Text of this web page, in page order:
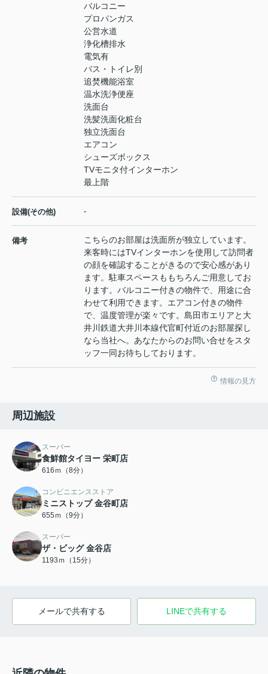
バルコニー
プロパンガス
公営水道
浄化槽排水
電気有
バス・トイレ別
追焚機能浴室
温水洗浄便座
洗面台
洗髪洗面化粧台
独立洗面台
エアコン
シューズボックス
TVモニタ付インターホン
最上階
設備(その他) -
備考
こちらのお部屋は洗面所が独立しています。
来客時にはTVインターホンを使用して訪問者
の顔を確認することがきるので安心感があり
ます。駐車スペースももちろんご用意してお
ります。バルコニー付きの物件で、用途に合
わせて利用できます。エアコン付きの物件
で、温度管理が楽々です。島田市エリアと大
井川鉄道大井川本線代官町付近のお部屋探し
なら当社へ。あなたからのお問い合せをスタ
ッフ一同お待ちしております。
情報の見方
周辺施設
スーパー
食鮮館タイヨー 栄町店
616ｍ（8分）
コンビニエンスストア
ミニストップ 金谷町店
655ｍ（9分）
スーパー
ザ・ビッグ 金谷店
1193ｍ（15分）
メールで共有する LINEで共有する